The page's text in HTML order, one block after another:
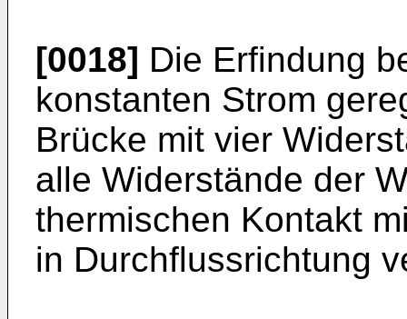
[0018] Die Erfindung
konstanten Strom
Brücke mit vier
alle Widerstände der
thermischen Kontakt
in Durchflussrichtung